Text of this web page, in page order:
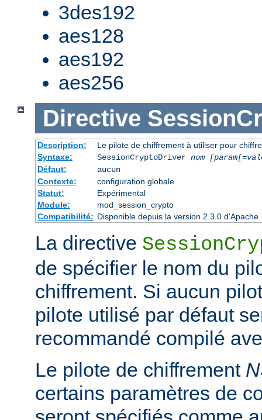
3des192
aes128
aes192
aes256
Directive
Description:
Le pilote de chiffrement à utiliser pour
Syntaxe:
SessionCryptoDriver nom
Défaut:
aucun
Contexte:
configuration globale
Statut:
Expérimental
Module:
mod_session_crypto
Compatibilité: Disponible depuis la version 2.3.0 d'Apache
La directive
de spécifier le nom du
chiffrement. Si aucun
pilote utilisé par défaut
recommandé compilé
Le pilote de chiffrement
certains paramètres de